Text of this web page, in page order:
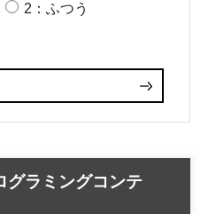
2：ふつう
ラミングコンテ